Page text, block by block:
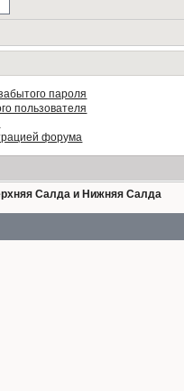
пароля
пользователя
форума
Салда и Нижняя Салда